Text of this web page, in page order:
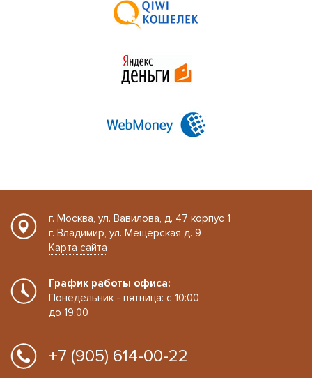
г. Москва, ул. Вавилова, д. 47 корпус 1
г. Владимир, ул. Мещерская д. 9
Карта сайта
График работы офиса:
Понедельник - пятница: с 10:00
до 19:00
+7 (905) 614-00-22